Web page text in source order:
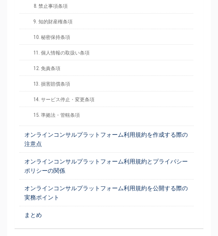
8. 禁止事項条項
9. 知的財産権条項
10. 秘密保持条項
11. 個人情報の取扱い条項
12. 免責条項
13. 損害賠償条項
14. サービス停止・変更条項
15. 準拠法・管轄条項
オンラインコンサルプラットフォーム利用規約を作成する際の
注意点
オンラインコンサルプラットフォーム利用規約とプライバシー
ポリシーの関係
オンラインコンサルプラットフォーム利用規約を公開する際の
実務ポイント
まとめ